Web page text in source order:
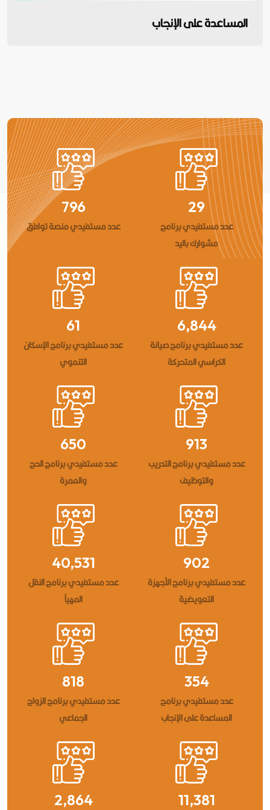
المساعدة على الإنجاب
36
عدد مستفيدي برنامج
مشوارك باليد
995
عدد مستفيدي منصة توافق
17,111
عدد مستفيدي برنامج صيانة
الكراسي المتحركة
152
عدد مستفيدي برنامج الإسكان
التنموي
2,283
عدد مستفيدي برنامج التدريب
والتوظيف
1,625
عدد مستفيدي برنامج الحج
والعمرة
2,255
عدد مستفيدي برنامج الأجهزة
التعويضية
101,328
عدد مستفيدي برنامج النقل
المهيأ
884
عدد مستفيدي برنامج
المساعدة على الإنجاب
2,044
عدد مستفيدي برنامج الزواج
الجماعي
28,453
7,160